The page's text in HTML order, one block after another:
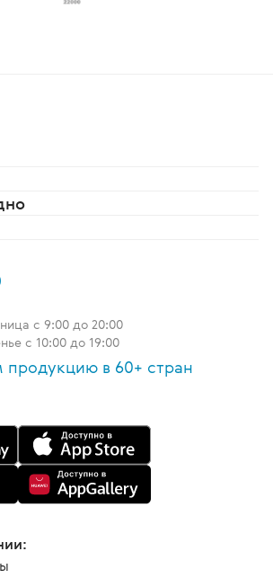
c 9:00 до 20:00
с 10:00 до 19:00
продукцию в 60+ стран